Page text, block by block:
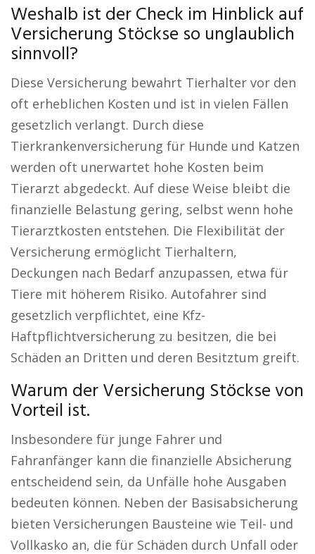
Weshalb ist der Check im Hinblick auf
Versicherung Stöckse so unglaublich
sinnvoll?
Diese Versicherung bewahrt Tierhalter vor den
oft erheblichen Kosten und ist in vielen Fällen
gesetzlich verlangt. Durch diese
Tierkrankenversicherung für Hunde und Katzen
werden oft unerwartet hohe Kosten beim
Tierarzt abgedeckt. Auf diese Weise bleibt die
finanzielle Belastung gering, selbst wenn hohe
Tierarztkosten entstehen. Die Flexibilität der
Versicherung ermöglicht Tierhaltern,
Deckungen nach Bedarf anzupassen, etwa für
Tiere mit höherem Risiko. Autofahrer sind
gesetzlich verpflichtet, eine Kfz-
Haftpflichtversicherung zu besitzen, die bei
Schäden an Dritten und deren Besitztum greift.
Warum der Versicherung Stöckse von
Vorteil ist.
Insbesondere für junge Fahrer und
Fahranfänger kann die finanzielle Absicherung
entscheidend sein, da Unfälle hohe Ausgaben
bedeuten können. Neben der Basisabsicherung
bieten Versicherungen Bausteine wie Teil- und
Vollkasko an, die für Schäden durch Unfall oder